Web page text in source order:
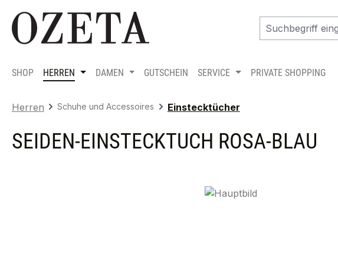
Hauptinhalt springen
Zur Suche springen
Zur Hauptnavigation springen
SHOP HERREN DAMEN GUTSCHEIN SERVICE PRIVATE SHOPPING
Herren Schuhe und Accessoires Einstecktücher
SEIDEN-EINSTECKTUCH ROSA-BLAU